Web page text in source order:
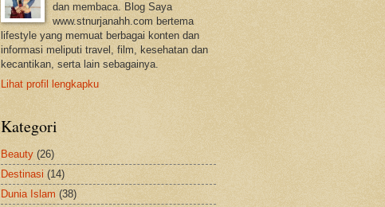
dan membaca. Blog Saya
www.stnurjanahh.com bertema
lifestyle yang memuat berbagai konten dan
informasi meliputi travel, film, kesehatan dan
kecantikan, serta lain sebagainya.
Lihat profil lengkapku
Kategori
Beauty (26)
Destinasi (14)
Dunia Islam (38)